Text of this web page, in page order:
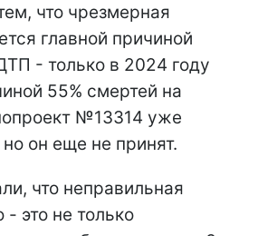
что чрезмерная
главной причиной
- только в 2024 году
55% смертей на
№13314 уже
он еще не принят.
что неправильная
- это не только